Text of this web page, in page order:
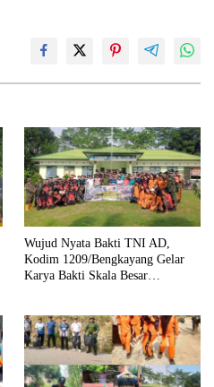
Wujud Nyata Bakti TNI AD,
Kodim 1209/Bengkayang Gelar
Karya Bakti Skala Besar